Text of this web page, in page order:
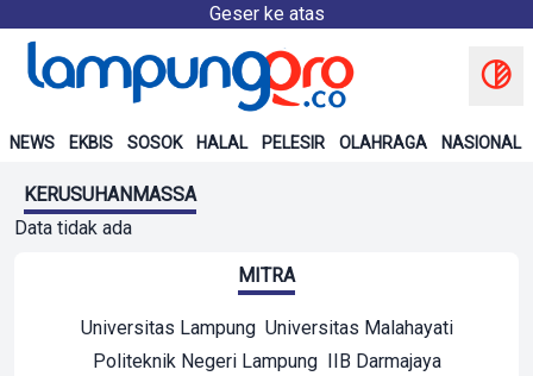
Geser ke atas
NEWS EKBIS SOSOK HALAL PELESIR OLAHRAGA NASIONAL
KERUSUHANMASSA
Data tidak ada
MITRA
Universitas Lampung Universitas Malahayati
Politeknik Negeri Lampung IIB Darmajaya